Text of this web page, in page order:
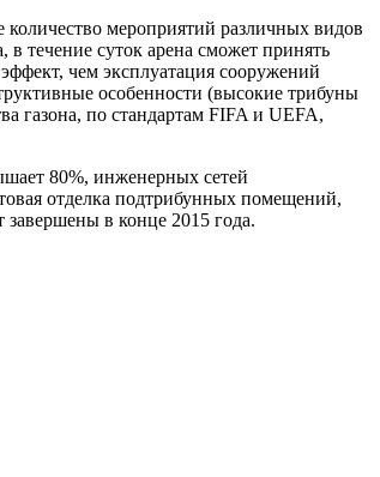
мероприятий различных видов
течение суток арена сможет принять
чем эксплуатация сооружений
особенности (высокие трибуны
газона, по стандартам FIFA и UEFA,
80%, инженерных сетей
отделка подтрибунных помещений,
в конце 2015 года.